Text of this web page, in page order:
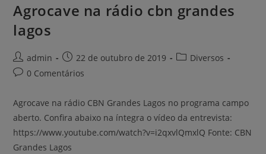
Agrocave na rádio cbn grandes
lagos
admin 22 de outubro de 2019
Diversos
0 Comentários
Agrocave na rádio CBN Grandes Lagos no programa campo
aberto. Confira abaixo na íntegra o vídeo da entrevista:
https://www.youtube.com/watch?v=i2qxvlQmxlQ Fonte: CBN
Grandes Lagos